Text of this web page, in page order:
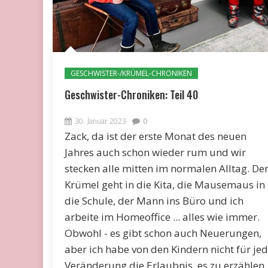
GESCHWISTER-/KRÜMEL-CHRONIKEN
Geschwister-Chroniken: Teil 40
30. Januar 2023 0
Zack, da ist der erste Monat des neuen
Jahres auch schon wieder rum und wir
stecken alle mitten im normalen Alltag. Der
Krümel geht in die Kita, die Mausemaus in
die Schule, der Mann ins Büro und ich
arbeite im Homeoffice ... alles wie immer.
Obwohl - es gibt schon auch Neuerungen,
aber ich habe von den Kindern nicht für
Veränderung die Erlaubnis, es zu erzählen.